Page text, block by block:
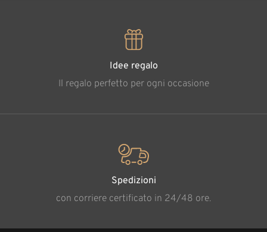
Idee regalo
Il regalo perfetto per ogni occasione
Spedizioni
con corriere certificato in 24/48 ore.